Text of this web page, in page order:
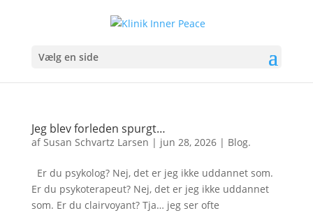
Vælg en side
Jeg blev forleden spurgt…
af Susan Schvartz Larsen | jun 28, 2026| Blog.
Er du psykolog? Nej, det er jeg ikke uddannet som.
Er du psykoterapeut? Nej, det er jeg ikke uddannet
som. Er du clairvoyant? Tja… jeg ser ofte